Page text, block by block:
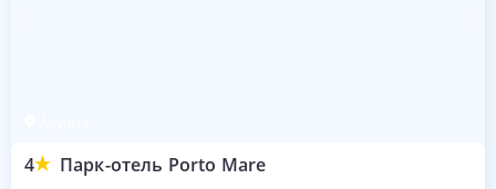
4 Парк-отель Porto Mare